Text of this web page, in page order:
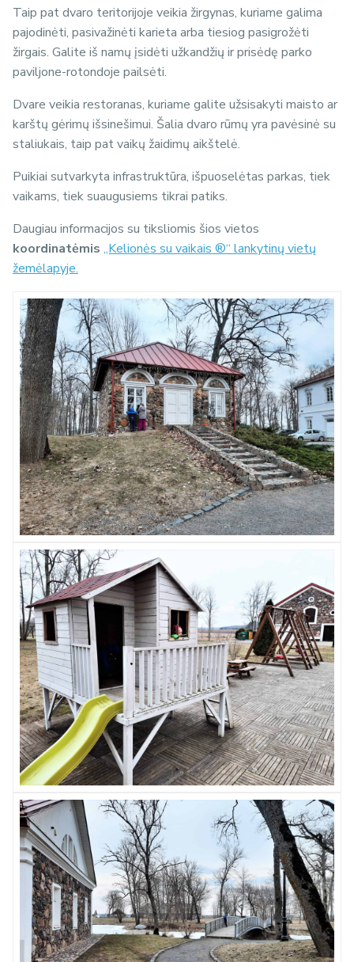
Taip pat dvaro teritorijoje veikia žirgynas, kuriame galima
pajodinėti, pasivažinėti karieta arba tiesiog pasigrožėti
žirgais. Galite iš namų įsidėti užkandžių ir prisėdę parko
paviljone-rotondoje pailsėti.
Dvare veikia restoranas, kuriame galite užsisakyti maisto ar
karštų gėrimų išsinešimui. Šalia dvaro rūmų yra pavėsinė su
staliukais, taip pat vaikų žaidimų aikštelė.
Puikiai sutvarkyta infrastruktūra, išpuoselėtas parkas, tiek
vaikams, tiek suaugusiems tikrai patiks.
Daugiau informacijos su tiksliomis šios vietos
koordinatėmis „Kelionės su vaikais ®“ lankytinų vietų
žemėlapyje.